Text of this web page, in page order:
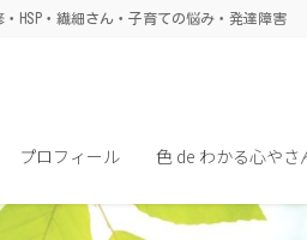
HSP・繊細さん・子育ての悩み・発達障害
プロフィール 色 de わかる心や